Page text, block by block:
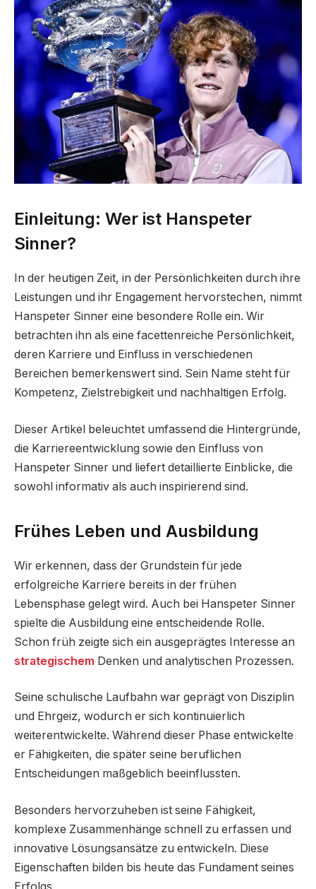
Einleitung: Wer ist Hanspeter
Sinner?
In der heutigen Zeit, in der Persönlichkeiten durch ihre
Leistungen und ihr Engagement hervorstechen, nimmt
Hanspeter Sinner eine besondere Rolle ein. Wir
betrachten ihn als eine facettenreiche Persönlichkeit,
deren Karriere und Einfluss in verschiedenen
Bereichen bemerkenswert sind. Sein Name steht für
Kompetenz, Zielstrebigkeit und nachhaltigen Erfolg.
Dieser Artikel beleuchtet umfassend die Hintergründe,
die Karriereentwicklung sowie den Einfluss von
Hanspeter Sinner und liefert detaillierte Einblicke, die
sowohl informativ als auch inspirierend sind.
Frühes Leben und Ausbildung
Wir erkennen, dass der Grundstein für jede
erfolgreiche Karriere bereits in der frühen
Lebensphase gelegt wird. Auch bei Hanspeter Sinner
spielte die Ausbildung eine entscheidende Rolle.
Schon früh zeigte sich ein ausgeprägtes Interesse an
strategischem Denken und analytischen Prozessen.
Seine schulische Laufbahn war geprägt von Disziplin
und Ehrgeiz, wodurch er sich kontinuierlich
weiterentwickelte. Während dieser Phase entwickelte
er Fähigkeiten, die später seine beruflichen
Entscheidungen maßgeblich beeinflussten.
Besonders hervorzuheben ist seine Fähigkeit,
komplexe Zusammenhänge schnell zu erfassen und
innovative Lösungsansätze zu entwickeln. Diese
Eigenschaften bilden bis heute das Fundament seines